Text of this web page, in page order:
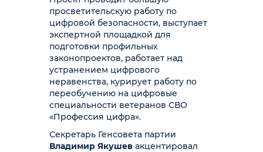
просветительскую работу по
цифровой безопасности, выступает
экспертной площадкой для
подготовки профильных
законопроектов, работает над
устранением цифрового
неравенства, курирует работу по
переобучению на цифровые
специальности ветеранов СВО
«Профессия цифра».
Секретарь Генсовета партии
Владимир Якушев акцентировал